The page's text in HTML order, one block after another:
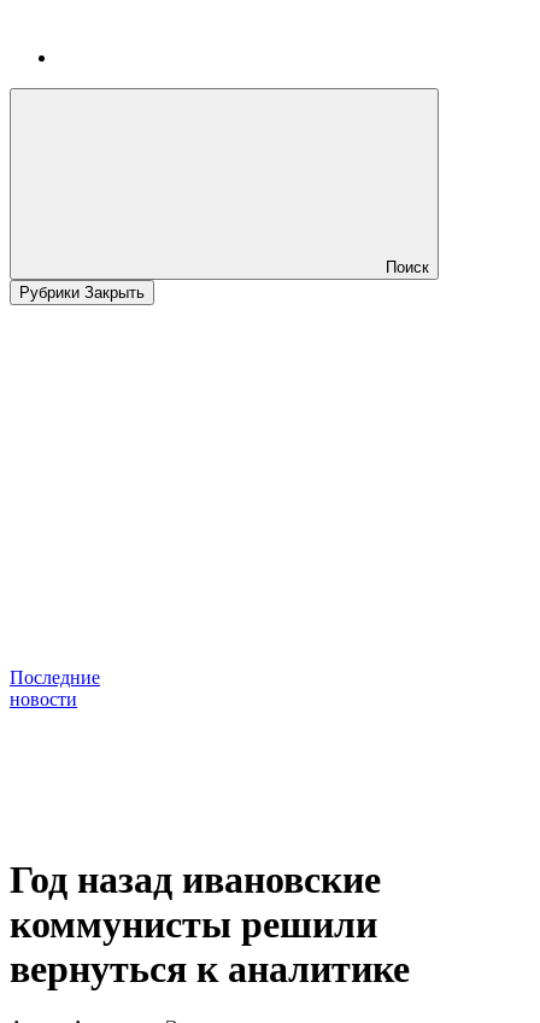
Поиск
Рубрики Закрыть
Последние
новости
Год назад ивановские
коммунисты решили
вернуться к аналитике